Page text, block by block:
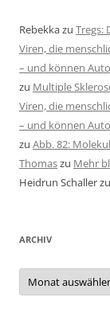
Rebekkazu Tregs:
Viren, die
– und können
zu Multiple
Viren, die
– und können
zu Abb. 82:
Thomaszu Mehr
Heidrun Schallerzu
ARCHIV
Archiv